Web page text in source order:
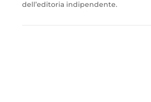
dell’editoria indipendente.